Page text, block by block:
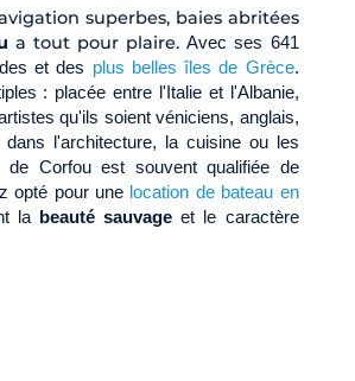
superbes, baies abritées
a tout pour plaire.Avec ses 641
et des plus belles îles de Grèce.
: placée entre l'Italie et l'Albanie,
qu'ils soient véniciens, anglais,
l'architecture, la cuisine ou les
de Corfou est souvent qualifiée de
opté pour une location de bateau en
la beauté sauvage et le caractère